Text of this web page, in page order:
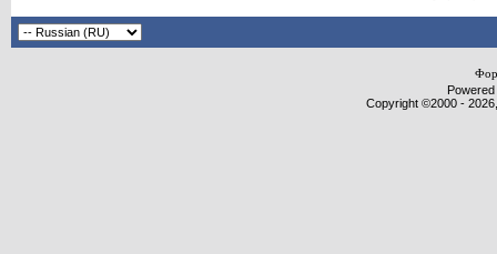
Copyright ©2000 -